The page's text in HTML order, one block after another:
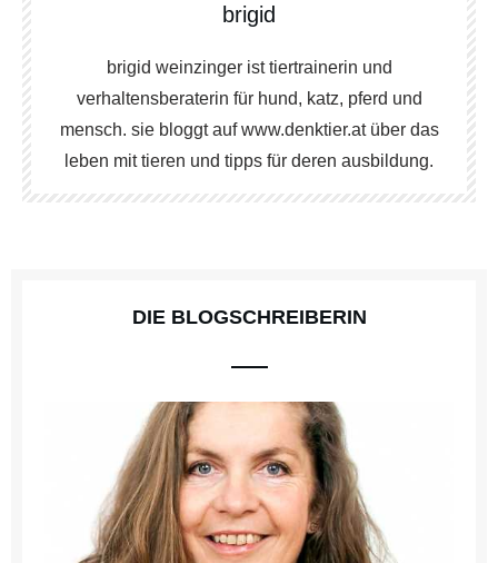
brigid
brigid weinzinger ist tiertrainerin und
verhaltensberaterin für hund, katz, pferd und
mensch. sie bloggt auf www.denktier.at über das
leben mit tieren und tipps für deren ausbildung.
DIE BLOGSCHREIBERIN